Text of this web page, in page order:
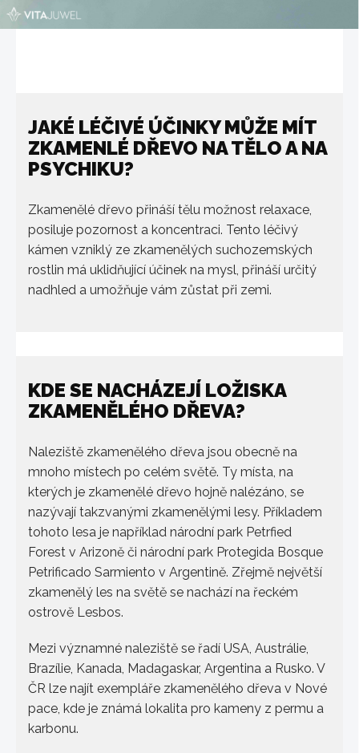
JAKÉ LÉČIVÉ ÚČINKY MŮŽE MÍT
ZKAMENLÉ DŘEVO NA TĚLO A NA
PSYCHIKU?
Zkamenělé dřevo přináší tělu možnost relaxace,
posiluje pozornost a koncentraci. Tento léčivý
kámen vzniklý ze zkamenělých suchozemských
rostlin má uklidňující účinek na mysl, přináší určitý
nadhled a umožňuje vám zůstat při zemi.
KDE SE NACHÁZEJÍ LOŽISKA
ZKAMENĚLÉHO DŘEVA?
Naleziště zkamenělého dřeva jsou obecně na
mnoho místech po celém světě. Ty místa, na
kterých je zkamenělé dřevo hojně nalézáno, se
nazývají takzvanými zkamenělými lesy. Příkladem
tohoto lesa je například národní park Petrfied
Forest v Arizoně či národní park Protegida Bosque
Petrificado Sarmiento v Argentině. Zřejmě největší
zkamenělý les na světě se nachází na řeckém
ostrově Lesbos.
Mezi významné naleziště se řadí USA, Austrálie,
Brazílie, Kanada, Madagaskar, Argentina a Rusko. V
ČR lze najít exempláře zkamenělého dřeva v Nové
pace, kde je známá lokalita pro kameny z permu a
karbonu.